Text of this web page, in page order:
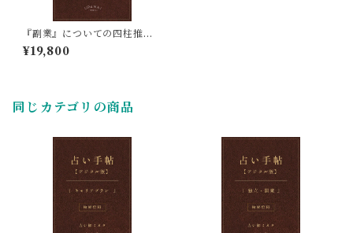
『副業』についての四柱推命
占い鑑定
¥19,800
同じカテゴリの商品